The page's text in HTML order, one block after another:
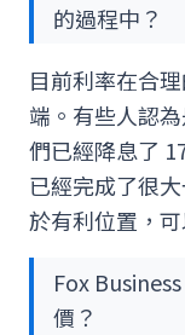
的過程中？
目前利率在合
端。有些人認
們已經降息了
已經完成了很
於有利位置，
Fox
價？